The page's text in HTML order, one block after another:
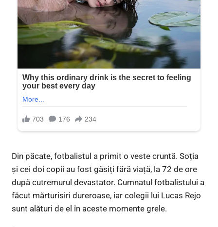
Din păcate, fotbalistul a primit o veste cruntă. Soția
și cei doi copii au fost găsiți fără viață, la 72 de ore
după cutremurul devastator. Cumnatul fotbalistului a
făcut mărturisiri dureroase, iar colegii lui Lucas Rejo
sunt alături de el în aceste momente grele.